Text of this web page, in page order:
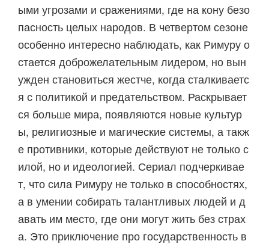
ыми угрозами и сражениями, где на кону безо
пасность целых народов. В четвертом сезоне
особенно интересно наблюдать, как Римуру о
стается доброжелательным лидером, но вын
ужден становиться жестче, когда сталкиваетс
я с политикой и предательством. Раскрывает
ся больше мира, появляются новые культур
ы, религиозные и магические системы, а такж
е противники, которые действуют не только с
илой, но и идеологией. Сериал подчеркивае
т, что сила Римуру не только в способностях,
а в умении собирать талантливых людей и д
авать им место, где они могут жить без страх
а. Это приключение про государственность в